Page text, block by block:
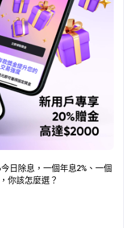
日除息，一個年息2%、一個
你該怎麼選？